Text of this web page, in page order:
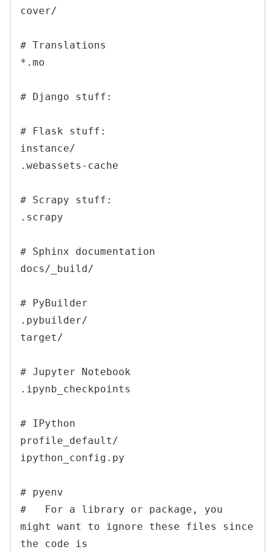
cover/
# Translations
*.mo
# Django stuff:
# Flask stuff:
instance/
.webassets-cache
# Scrapy stuff:
.scrapy
# Sphinx documentation
docs/_build/
# PyBuilder
.pybuilder/
target/
# Jupyter Notebook
.ipynb_checkpoints
# IPython
profile_default/
ipython_config.py
# pyenv
#   For a library or package, you
might want to ignore these files since
the code is